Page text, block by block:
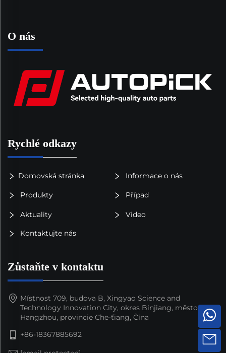
O nás
Rychlé odkazy
Domovská stránka Informace o nás
Produkty Případ
Aktuality Video
Kontaktujte nás
Zůstaňte v kontaktu
Místnost 709, budova B, Xingyao Science and
Technology Innovation City, okres Binjiang, město
Hangzhou, provincie Che-ťiang, Čína
+86-18367885692